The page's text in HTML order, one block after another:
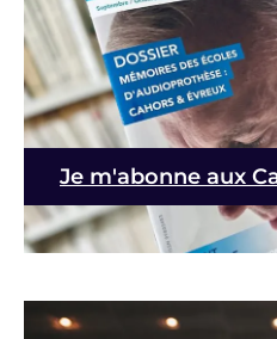
Je m'abonne aux